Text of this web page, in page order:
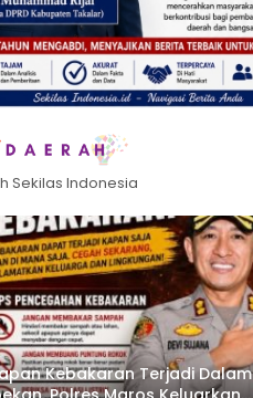
Sekilas Indonesia
Kebakaran Terjadi Dalam